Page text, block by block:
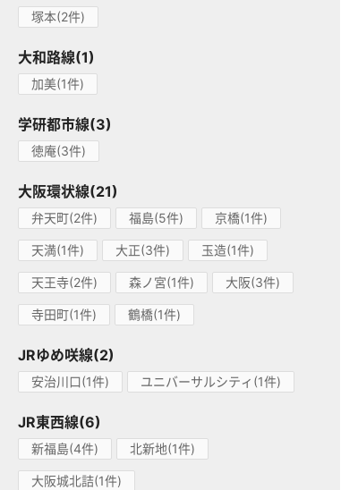
塚本(2件)
大和路線(1)
加美(1件)
学研都市線(3)
徳庵(3件)
大阪環状線(21)
弁天町(2件) 福島(5件) 京橋(1件)
天満(1件) 大正(3件) 玉造(1件)
天王寺(2件) 森ノ宮(1件) 大阪(3件)
寺田町(1件) 鶴橋(1件)
JRゆめ咲線(2)
安治川口(1件) ユニバーサルシティ(1件)
JR東西線(6)
新福島(4件) 北新地(1件)
大阪城北詰(1件)